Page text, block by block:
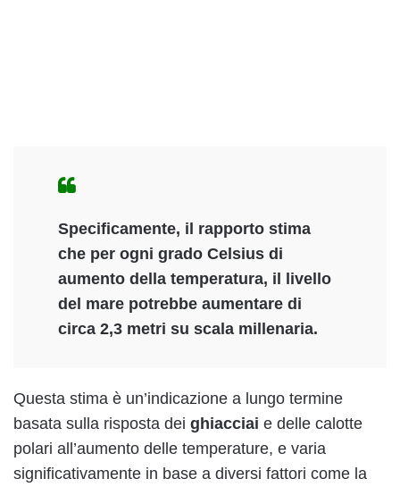
Specificamente, il rapporto stima
che per ogni grado Celsius di
aumento della temperatura, il livello
del mare potrebbe aumentare di
circa 2,3 metri su scala millenaria.
Questa stima è un’indicazione a lungo termine
basata sulla risposta dei ghiacciai e delle calotte
polari all’aumento delle temperature, e varia
significativamente in base a diversi fattori come la